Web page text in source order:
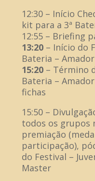
12:30 – Início
kit para a 3ª
12:55 – Briefing
13:20– Início do
Bateria –
15:20– Término
Bateria –
fichas
15:50 –
todos os grupos
premiação
participação),
do Festival –
Master